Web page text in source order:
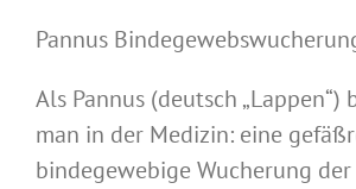
Pannus
Als Pannus (deutsch „Lappen“)
man in der Medizin: eine
bindegewebige Wucherung